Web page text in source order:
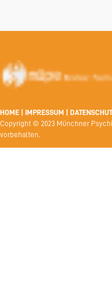
HOME IMPRESSUM
Copyright © 2023 Münchner
vorbehalten.